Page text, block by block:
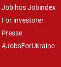
Job hos Jobindex
For investorer
Presse
#JobsForUkraine